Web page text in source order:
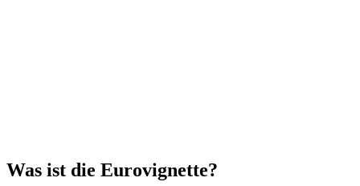
Was ist die Eurovignette?